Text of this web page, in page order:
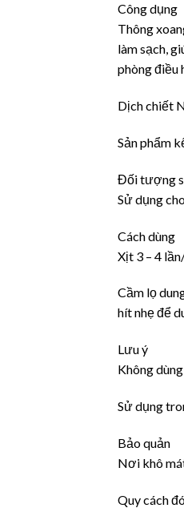
Công dụng
Thông
làm sạch,
phòng điều
Dịch chiết
Sản phẩm
Đối tượng
Sử dụng
Cách dùng
Xịt 3 – 4
Cầm lọ
hít nhẹ để
Lưu ý
Không
Sử dụng
Bảo quản
Nơi khô
Quy cách